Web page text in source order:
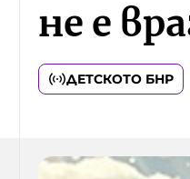
не е
ДЕТСКОТО БНР